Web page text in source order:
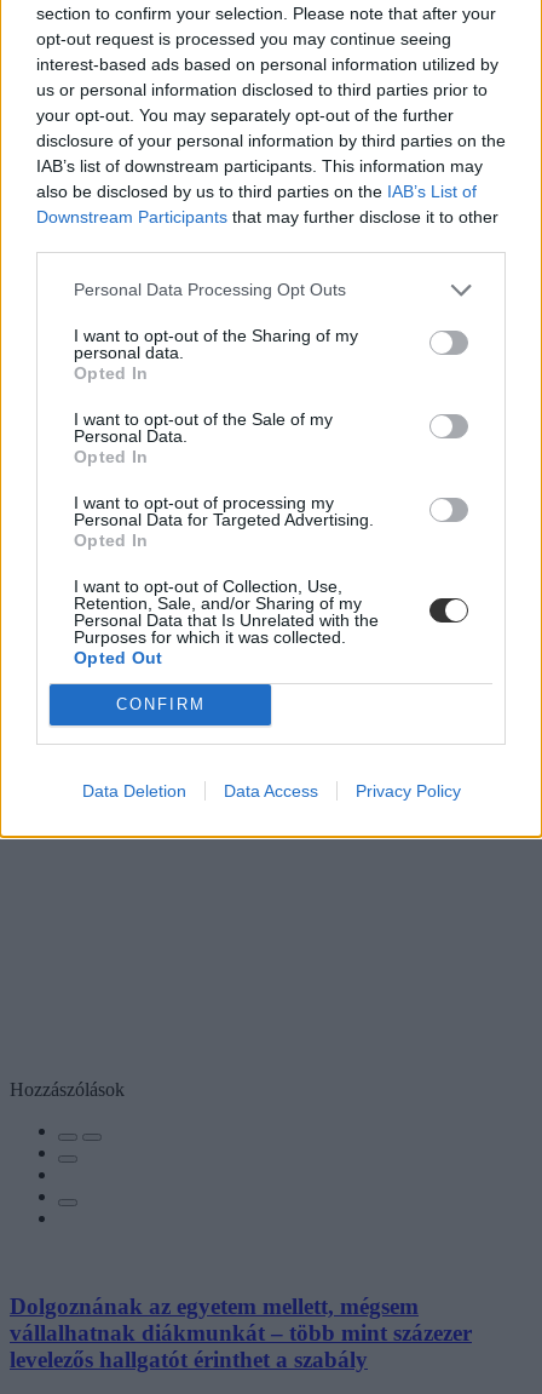
section to confirm your selection. Please note that after your
opt-out request is processed you may continue seeing
interest-based ads based on personal information utilized by
us or personal information disclosed to third parties prior to
your opt-out. You may separately opt-out of the further
disclosure of your personal information by third parties on the
IAB’s list of downstream participants. This information may
also be disclosed by us to third parties on the IAB’s List of
Downstream Participants that may further disclose it to other
Personal Data Processing Opt Outs
I want to opt-out of the Sharing of my
personal data.
Opted In
I want to opt-out of the Sale of my
Personal Data.
Opted In
I want to opt-out of processing my
Personal Data for Targeted Advertising.
Opted In
I want to opt-out of Collection, Use,
Retention, Sale, and/or Sharing of my
Personal Data that Is Unrelated with the
Purposes for which it was collected.
Opted Out
CONFIRM
Data Deletion Data Access Privacy Policy
németérettségi feladatok
Hozzászólások
Dolgoznának az egyetem mellett, mégsem
vállalhatnak diákmunkát – több mint százezer
levelezős hallgatót érinthet a szabály